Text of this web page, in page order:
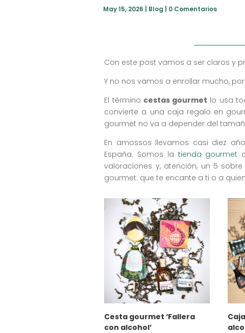
May 15, 2026 Blog 0 Comentarios
Con este post vamos a ser claros y
Y no nos vamos a enrollar mucho,
El término cestas gourmet lo usa
convierte a una caja regalo en
gourmet no va a depender del
En amossos llevamos casi diez
España. Somos la tienda gourmet
valoraciones y, atención, un 5
gourmet: que te encante a ti o a
Cesta gourmet ‘Fallera
con alcohol’